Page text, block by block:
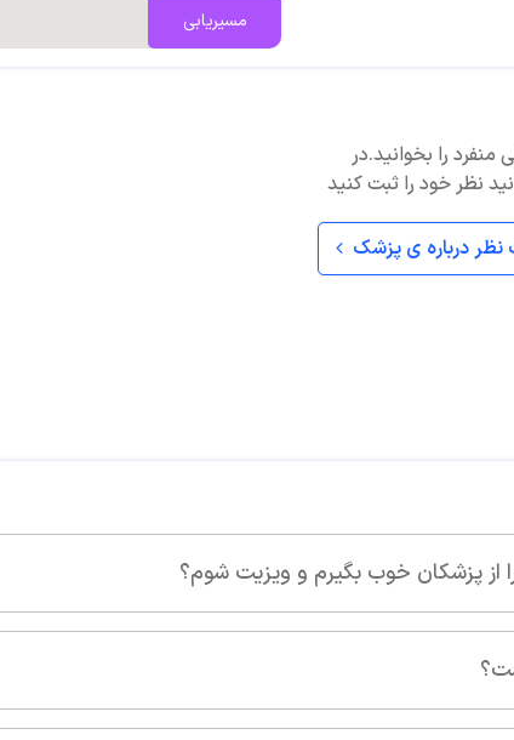
مسیریابی
منفرد را بخوانید.در
نظر خود را ثبت کنید
نظر درباره ی پزشک